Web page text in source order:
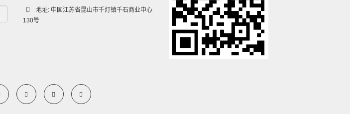
地址: 中国江苏省昆山市千灯镇千石商业中心
130号